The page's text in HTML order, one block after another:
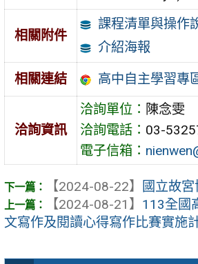
相關附件
課程清單與操作
介紹海報
相關連結 高中自主學習專
洽詢資訊
洽詢單位： 陳念雯
洽詢電話： 03-
電子信箱：
【2024-08-22】
國立故
【2024-08-21】 113全國
文寫作及閱讀心得寫作比賽實施